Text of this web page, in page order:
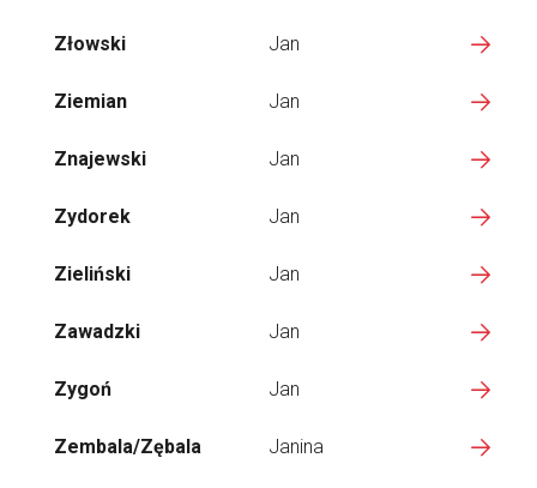
Złowski Jan
Ziemian Jan
Znajewski Jan
Zydorek Jan
Zieliński Jan
Zawadzki Jan
Zygoń Jan
Zembala/Zębala Janina